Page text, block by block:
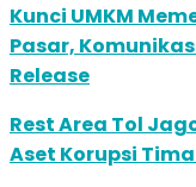
Kunci UMKM
Pasar,
Release
Rest Area Tol
Aset Korupsi